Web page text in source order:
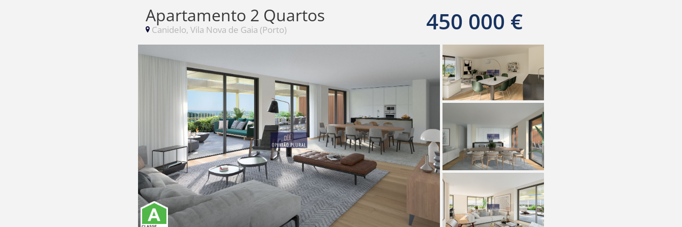
Apartamento 2 Quartos
Canidelo, Vila Nova de Gaia (Porto) 450 000 €